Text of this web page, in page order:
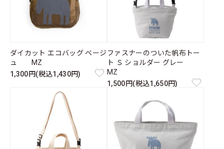
ダイカット エコバッグ ベージ
ュ MZ
1,300円(税込1,430円)
ファスナーのついた帆布トー
ト Ｓ ショルダー グレー
MZ
1,500円(税込1,650円)